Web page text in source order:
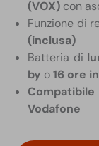
(VOX) con
Funzione di
(inclusa)
Batteria di
by o16 ore
Vodafone
Microspia